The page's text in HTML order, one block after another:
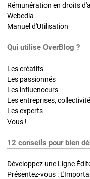
Rémunération en droits
Webedia
Manuel d'Utilisation
Qui utilise OverBlog ?
Les créatifs
Les passionnés
Les influenceurs
Les entreprises,
Les experts
Vous !
12 conseils pour bien
Développez une Ligne
Présentez-vous :